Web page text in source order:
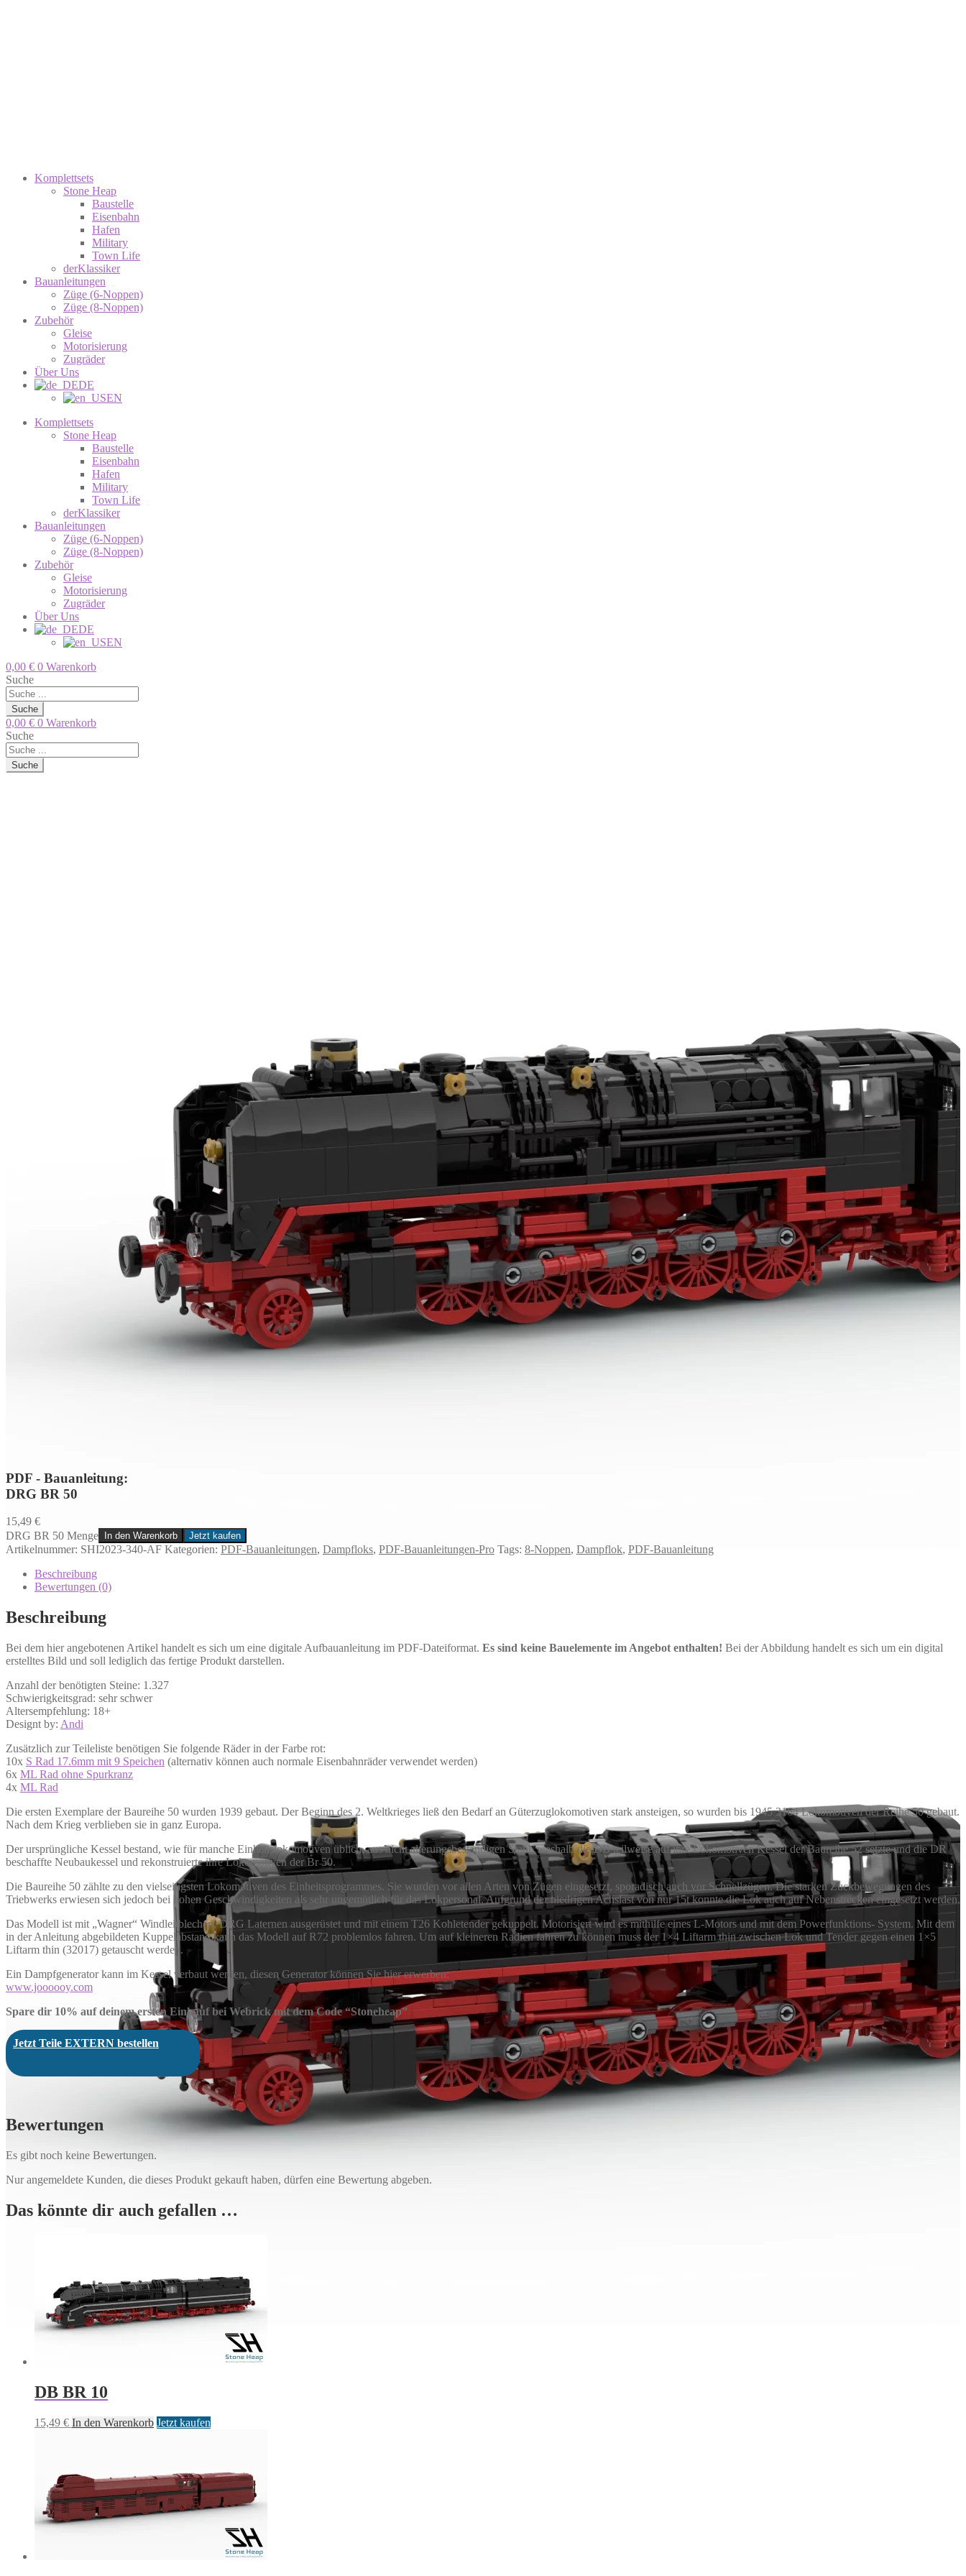
Komplettsets
Stone Heap
Baustelle
Eisenbahn
Hafen
Military
Town Life
derKlassiker
Bauanleitungen
Züge (6-Noppen)
Züge (8-Noppen)
Zubehör
Gleise
Motorisierung
Zugräder
Über Uns
DE
EN
Komplettsets
Stone Heap
Baustelle
Eisenbahn
Hafen
Military
Town Life
derKlassiker
Bauanleitungen
Züge (6-Noppen)
Züge (8-Noppen)
Zubehör
Gleise
Motorisierung
Zugräder
Über Uns
DE
EN
0,00 € 0 Warenkorb
Suche
Suche
0,00 € 0 Warenkorb
Suche
Suche
PDF - Bauanleitung:
DRG BR 50
15,49 €
DRG BR 50 Menge
In den Warenkorb Jetzt kaufen
Artikelnummer: SHI2023-340-AF Kategorien: PDF-Bauanleitungen, Dampfloks, PDF-Bauanleitungen-Pro Tags: 8-Noppen, Dampflok, PDF-Bauanleitung
Beschreibung
Bewertungen (0)
Beschreibung
Bei dem hier angebotenen Artikel handelt es sich um eine digitale Aufbauanleitung im PDF-Dateiformat. Es sind keine Bauelemente im Angebot enthalten! Bei der Abbildung handelt es sich um ein digital
erstelltes Bild und soll lediglich das fertige Produkt darstellen.
Anzahl der benötigten Steine: 1.327
Schwierigkeitsgrad: sehr schwer
Altersempfehlung: 18+
Designt by: Andi
Zusätzlich zur Teileliste benötigen Sie folgende Räder in der Farbe rot:
10x S Rad 17.6mm mit 9 Speichen (alternativ können auch normale Eisenbahnräder verwendet werden)
6x ML Rad ohne Spurkranz
4x ML Rad
Die ersten Exemplare der Baureihe 50 wurden 1939 gebaut. Der Beginn des 2. Weltkrieges ließ den Bedarf an Güterzuglokomotiven stark ansteigen, so wurden bis 1945 3164 Lokomotiven der Reihe 50 gebaut.
Nach dem Krieg verblieben sie in ganz Europa.
Der ursprüngliche Kessel bestand, wie für manche Einheitslokomotiven üblich, aus nicht alterungsbeständigen Stahl, weshalb die DB teilweise auf ihre Lokomotiven Kessel der Baureihe 52 setzte und die DR
beschaffte Neubaukessel und rekonstruierte ihre Lokomotiven der Br 50.
Die Baureihe 50 zählte zu den vielseitigsten Lokomotiven des Einheitsprogrammes. Sie wurden vor allen Arten von Zügen eingesetzt, sporadisch auch vor Schnellzügen. Die starken Zuckbewegungen des
Triebwerks erwiesen sich jedoch bei hohen Geschwindigkeiten als sehr ungemütlich für das Lokpersonal. Aufgrund der niedrigen Achslast von nur 15t konnte die Lok auch auf Nebenstrecken eingesetzt werden.
Das Modell ist mit „Wagner“ Windleitblechen, DRG Laternen ausgerüstet und mit einem T26 Kohletender gekuppelt. Motorisiert wird es mithilfe eines L-Motors und mit dem Powerfunktions- System. Mit dem
in der Anleitung abgebildeten Kuppelabstand kann das Modell auf R72 problemlos fahren. Um auf kleineren Radien fahren zu können muss der 1×4 Liftarm thin zwischen Lok und Tender gegen einen 1×5
Liftarm thin (32017) getauscht werden.
Ein Dampfgenerator kann im Kessel verbaut werden, diesen Generator können Sie hier erwerben:
www.joooooy.com
Spare dir 10% auf deinem ersten Einkauf bei Webrick mit dem Code “Stoneheap”
Jetzt Teile EXTERN bestellen
Bewertungen
Es gibt noch keine Bewertungen.
Nur angemeldete Kunden, die dieses Produkt gekauft haben, dürfen eine Bewertung abgeben.
Das könnte dir auch gefallen …
DB BR 10
15,49 € In den Warenkorb Jetzt kaufen